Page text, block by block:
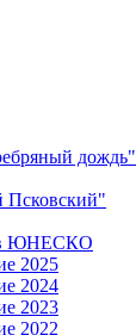
дождь"
Псковский"
в ЮНЕСКО
2025
2024
2023
2022